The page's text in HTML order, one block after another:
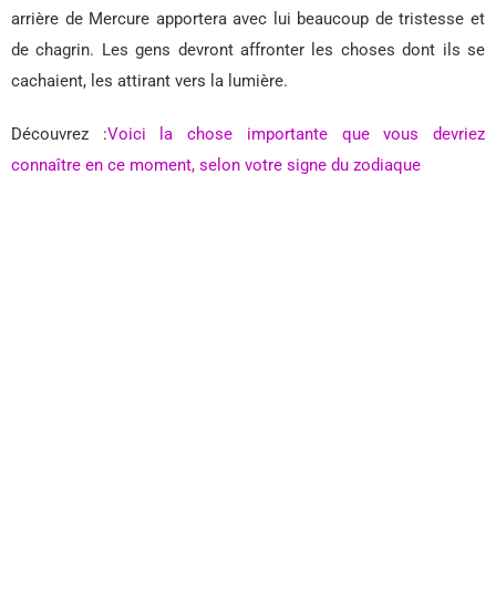
arrière de Mercure apportera avec lui beaucoup de tristesse et
de chagrin. Les gens devront affronter les choses dont ils se
cachaient, les attirant vers la lumière.
Découvrez :Voici la chose importante que vous devriez
connaître en ce moment, selon votre signe du zodiaque